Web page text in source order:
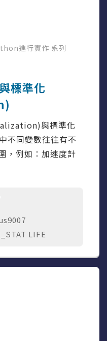
進行實作 系列
標準化
與標準化
同變數往往有不
，例如：加速度計
LIFE